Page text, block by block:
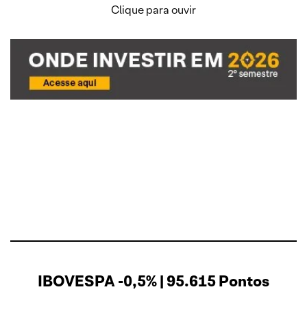
Clique para ouvir
IBOVESPA -0,5% | 95.615 Pontos